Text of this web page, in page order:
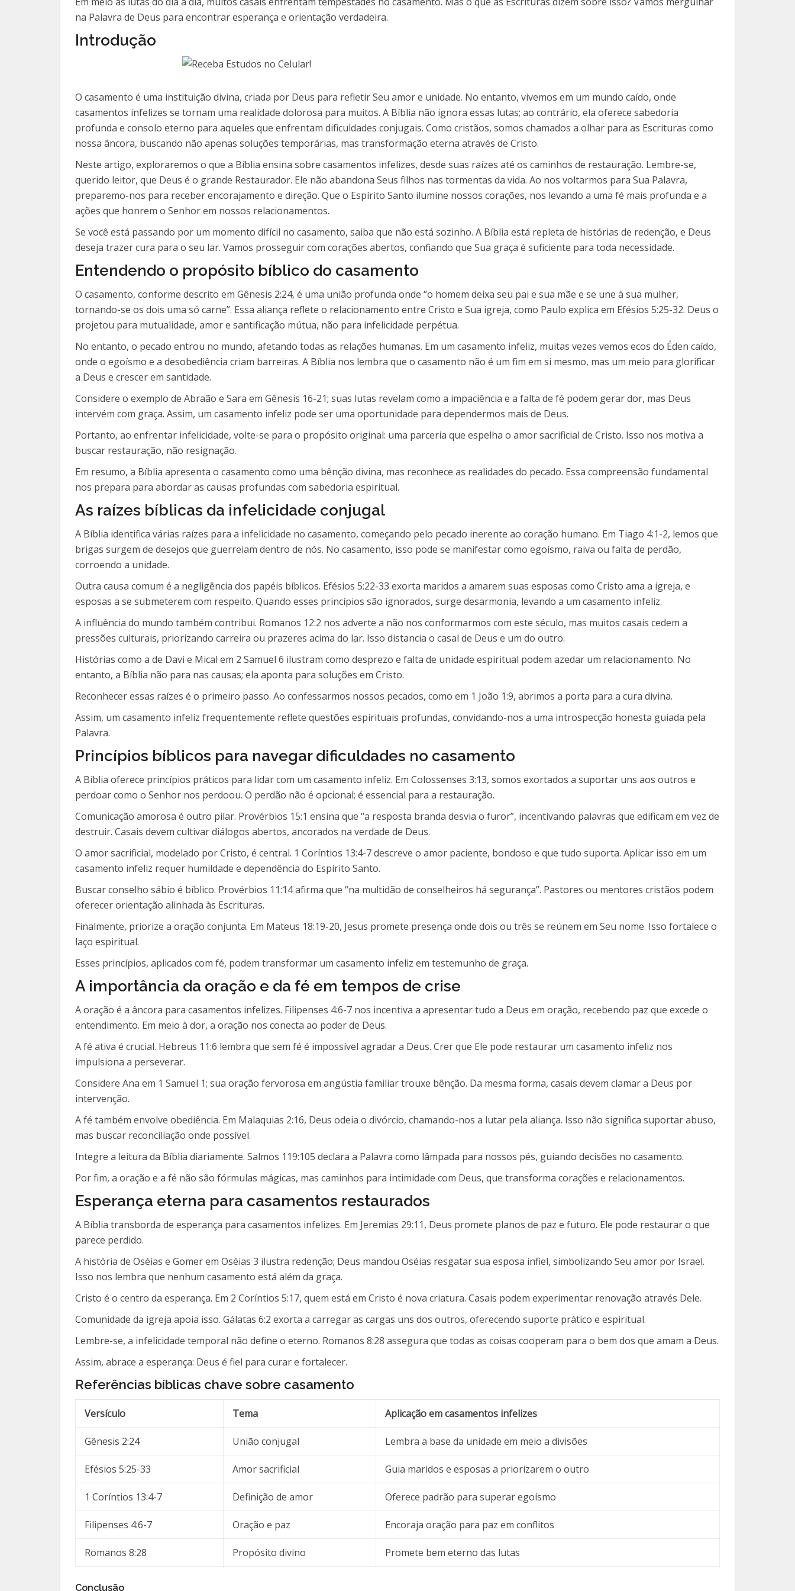
na Palavra de Deus para encontrar esperança e orientação verdadeira.
Introdução
O casamento é uma instituição divina, criada por Deus para refletir Seu amor e unidade. No entanto, vivemos em um mundo caído, onde
casamentos infelizes se tornam uma realidade dolorosa para muitos. A Bíblia não ignora essas lutas; ao contrário, ela oferece sabedoria
profunda e consolo eterno para aqueles que enfrentam dificuldades conjugais. Como cristãos, somos chamados a olhar para as Escrituras como
nossa âncora, buscando não apenas soluções temporárias, mas transformação eterna através de Cristo.
Neste artigo, exploraremos o que a Bíblia ensina sobre casamentos infelizes, desde suas raízes até os caminhos de restauração. Lembre-se,
querido leitor, que Deus é o grande Restaurador. Ele não abandona Seus filhos nas tormentas da vida. Ao nos voltarmos para Sua Palavra,
preparemo-nos para receber encorajamento e direção. Que o Espírito Santo ilumine nossos corações, nos levando a uma fé mais profunda e a
ações que honrem o Senhor em nossos relacionamentos.
Se você está passando por um momento difícil no casamento, saiba que não está sozinho. A Bíblia está repleta de histórias de redenção, e Deus
deseja trazer cura para o seu lar. Vamos prosseguir com corações abertos, confiando que Sua graça é suficiente para toda necessidade.
Entendendo o propósito bíblico do casamento
O casamento, conforme descrito em Gênesis 2:24, é uma união profunda onde “o homem deixa seu pai e sua mãe e se une à sua mulher,
tornando-se os dois uma só carne”. Essa aliança reflete o relacionamento entre Cristo e Sua igreja, como Paulo explica em Efésios 5:25-32. Deus o
projetou para mutualidade, amor e santificação mútua, não para infelicidade perpétua.
No entanto, o pecado entrou no mundo, afetando todas as relações humanas. Em um casamento infeliz, muitas vezes vemos ecos do Éden caído,
onde o egoísmo e a desobediência criam barreiras. A Bíblia nos lembra que o casamento não é um fim em si mesmo, mas um meio para glorificar
a Deus e crescer em santidade.
Considere o exemplo de Abraão e Sara em Gênesis 16-21; suas lutas revelam como a impaciência e a falta de fé podem gerar dor, mas Deus
intervém com graça. Assim, um casamento infeliz pode ser uma oportunidade para dependermos mais de Deus.
Portanto, ao enfrentar infelicidade, volte-se para o propósito original: uma parceria que espelha o amor sacrificial de Cristo. Isso nos motiva a
buscar restauração, não resignação.
Em resumo, a Bíblia apresenta o casamento como uma bênção divina, mas reconhece as realidades do pecado. Essa compreensão fundamental
nos prepara para abordar as causas profundas com sabedoria espiritual.
As raízes bíblicas da infelicidade conjugal
A Bíblia identifica várias raízes para a infelicidade no casamento, começando pelo pecado inerente ao coração humano. Em Tiago 4:1-2, lemos que
brigas surgem de desejos que guerreiam dentro de nós. No casamento, isso pode se manifestar como egoísmo, raiva ou falta de perdão,
corroendo a unidade.
Outra causa comum é a negligência dos papéis bíblicos. Efésios 5:22-33 exorta maridos a amarem suas esposas como Cristo ama a igreja, e
esposas a se submeterem com respeito. Quando esses princípios são ignorados, surge desarmonia, levando a um casamento infeliz.
A influência do mundo também contribui. Romanos 12:2 nos adverte a não nos conformarmos com este século, mas muitos casais cedem a
pressões culturais, priorizando carreira ou prazeres acima do lar. Isso distancia o casal de Deus e um do outro.
Histórias como a de Davi e Mical em 2 Samuel 6 ilustram como desprezo e falta de unidade espiritual podem azedar um relacionamento. No
entanto, a Bíblia não para nas causas; ela aponta para soluções em Cristo.
Reconhecer essas raízes é o primeiro passo. Ao confessarmos nossos pecados, como em 1 João 1:9, abrimos a porta para a cura divina.
Assim, um casamento infeliz frequentemente reflete questões espirituais profundas, convidando-nos a uma introspecção honesta guiada pela
Palavra.
Princípios bíblicos para navegar dificuldades no casamento
A Bíblia oferece princípios práticos para lidar com um casamento infeliz. Em Colossenses 3:13, somos exortados a suportar uns aos outros e
perdoar como o Senhor nos perdoou. O perdão não é opcional; é essencial para a restauração.
Comunicação amorosa é outro pilar. Provérbios 15:1 ensina que “a resposta branda desvia o furor”, incentivando palavras que edificam em vez de
destruir. Casais devem cultivar diálogos abertos, ancorados na verdade de Deus.
O amor sacrificial, modelado por Cristo, é central. 1 Coríntios 13:4-7 descreve o amor paciente, bondoso e que tudo suporta. Aplicar isso em um
casamento infeliz requer humildade e dependência do Espírito Santo.
Buscar conselho sábio é bíblico. Provérbios 11:14 afirma que “na multidão de conselheiros há segurança”. Pastores ou mentores cristãos podem
oferecer orientação alinhada às Escrituras.
Finalmente, priorize a oração conjunta. Em Mateus 18:19-20, Jesus promete presença onde dois ou três se reúnem em Seu nome. Isso fortalece o
laço espiritual.
Esses princípios, aplicados com fé, podem transformar um casamento infeliz em testemunho de graça.
A importância da oração e da fé em tempos de crise
A oração é a âncora para casamentos infelizes. Filipenses 4:6-7 nos incentiva a apresentar tudo a Deus em oração, recebendo paz que excede o
entendimento. Em meio à dor, a oração nos conecta ao poder de Deus.
A fé ativa é crucial. Hebreus 11:6 lembra que sem fé é impossível agradar a Deus. Crer que Ele pode restaurar um casamento infeliz nos
impulsiona a perseverar.
Considere Ana em 1 Samuel 1; sua oração fervorosa em angústia familiar trouxe bênção. Da mesma forma, casais devem clamar a Deus por
intervenção.
A fé também envolve obediência. Em Malaquias 2:16, Deus odeia o divórcio, chamando-nos a lutar pela aliança. Isso não significa suportar abuso,
mas buscar reconciliação onde possível.
Integre a leitura da Bíblia diariamente. Salmos 119:105 declara a Palavra como lâmpada para nossos pés, guiando decisões no casamento.
Por fim, a oração e a fé não são fórmulas mágicas, mas caminhos para intimidade com Deus, que transforma corações e relacionamentos.
Esperança eterna para casamentos restaurados
A Bíblia transborda de esperança para casamentos infelizes. Em Jeremias 29:11, Deus promete planos de paz e futuro. Ele pode restaurar o que
parece perdido.
A história de Oséias e Gomer em Oséias 3 ilustra redenção; Deus mandou Oséias resgatar sua esposa infiel, simbolizando Seu amor por Israel.
Isso nos lembra que nenhum casamento está além da graça.
Cristo é o centro da esperança. Em 2 Coríntios 5:17, quem está em Cristo é nova criatura. Casais podem experimentar renovação através Dele.
Comunidade da igreja apoia isso. Gálatas 6:2 exorta a carregar as cargas uns dos outros, oferecendo suporte prático e espiritual.
Lembre-se, a infelicidade temporal não define o eterno. Romanos 8:28 assegura que todas as coisas cooperam para o bem dos que amam a Deus.
Assim, abrace a esperança: Deus é fiel para curar e fortalecer.
Referências bíblicas chave sobre casamento
Versículo Tema Aplicação em casamentos infelizes
Gênesis 2:24 União conjugal Lembra a base da unidade em meio a divisões
Efésios 5:25-33 Amor sacrificial Guia maridos e esposas a priorizarem o outro
1 Coríntios 13:4-7 Definição de amor Oferece padrão para superar egoísmo
Filipenses 4:6-7 Oração e paz Encoraja oração para paz em conflitos
Romanos 8:28 Propósito divino Promete bem eterno das lutas
Conclusão